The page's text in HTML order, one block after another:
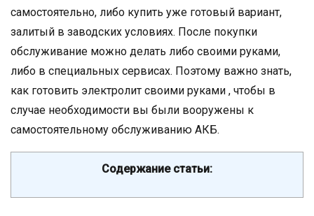
самостоятельно, либо купить уже готовый вариант,
залитый в заводских условиях. После покупки
обслуживание можно делать либо своими руками,
либо в специальных сервисах. Поэтому важно знать,
как готовить электролит своими руками , чтобы в
случае необходимости вы были вооружены к
самостоятельному обслуживанию АКБ.
Содержание статьи: